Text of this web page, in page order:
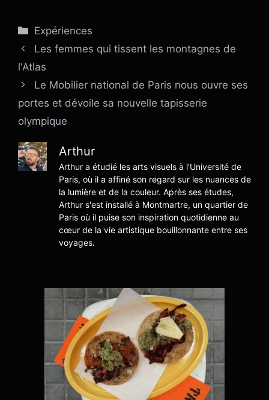
Catégories
Expériences
Les femmes qui tissent les montagnes de
l'Atlas
Le Mobilier national de Paris nous ouvre ses
portes et dévoile sa nouvelle tapisserie
olympique
Arthur
Arthur a étudié les arts visuels à l'Université de
Paris, où il a affiné son regard sur les nuances de
la lumière et de la couleur. Après ses études,
Arthur s'est installé à Montmartre, un quartier de
Paris où il puise son inspiration quotidienne au
cœur de la vie artistique bouillonnante entre ses
voyages.